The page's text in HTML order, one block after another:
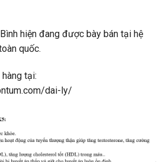
hiện đang được bày bán tại hệ
quốc.
tại:
dai-ly/